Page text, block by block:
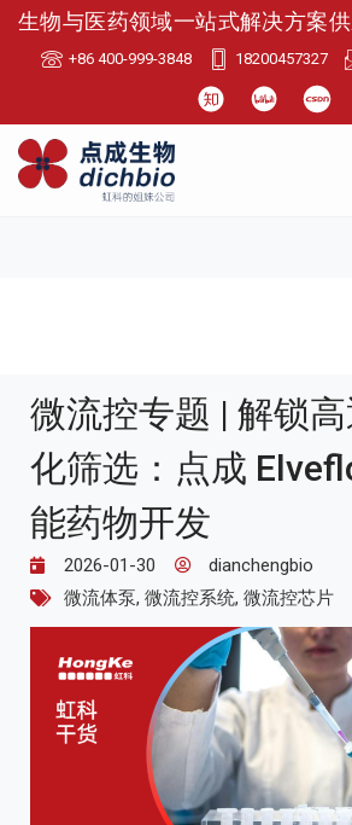
生物与医药领域一站式解决方案
+86 400-999-3848 18200457327
微流控专题 | 解锁
化筛选：点成
能药物开发
2026-01-30
dianchengbio
微流体泵, 微流控系统, 微流控芯片